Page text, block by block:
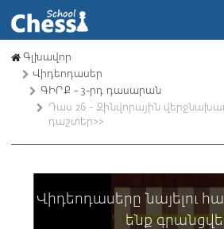
Գլխավոր
Վիդեոդասեր
ԳԻՐՔ - 3-րդ դասարան
Դաս 26 - Զինվորային
դաշտեր>>
Վիդեոդասերը նայելու
ենք